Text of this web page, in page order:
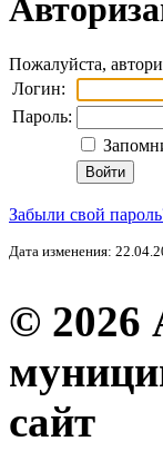
Пожалуйста,
Логин:
Пароль:
Забыли свой
Дата изменения:
© 2026